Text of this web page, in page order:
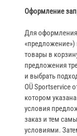
Оформление
Для
товары в
предложения
и выбрать
OÜ Sportservice
котором
условия
заказ и тем
условиями.